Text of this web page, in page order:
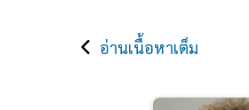
อ่านเนื้อหาเต็ม